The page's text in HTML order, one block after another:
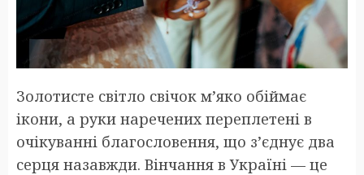
Золотисте світло свічок м’яко обіймає
ікони, а руки наречених переплетені в
очікуванні благословення, що з’єднує два
серця назавжди. Вінчання в Україні — це